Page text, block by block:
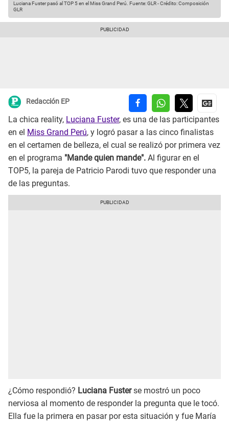
Luciana Fuster pasó al TOP 5 en el Miss Grand Perú. Fuente: GLR-Crédito: Composición
GLR
Redacción EP
La chica reality, Luciana Fuster, es una de las participantes
en el Miss Grand Perú, y logró pasar a las cinco finalistas
en el certamen de belleza, el cual se realizó por primera vez
en el programa "Mande quien mande". Al figurar en el
TOP5, la pareja de Patricio Parodi tuvo que responder una
de las preguntas.
¿Cómo respondió? Luciana Fusterse mostró un poco
nerviosa al momento de responder la pregunta que le tocó.
Ella fue la primera en pasar por esta situación y fue María